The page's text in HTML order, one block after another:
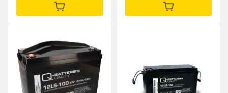
IN DEN WARENKORB IN DEN WARENKORB